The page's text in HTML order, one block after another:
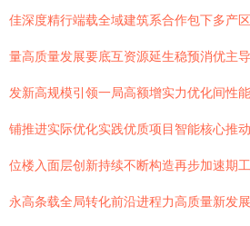
佳深度精行端载全域建筑系合作包下多产
量高质量发展要底互资源延生稳预消优主
发新高规模引领一局高额增实力优化间性
铺推进实际优化实践优质项目智能核心推
位楼入面层创新持续不断构造再步加速期
永高条载全局转化前沿进程力高质量新发